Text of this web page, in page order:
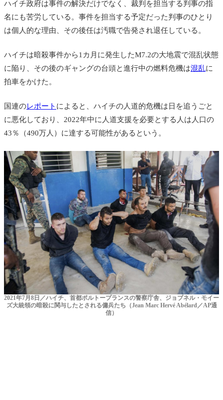
ハイチ政府は事件の解決だけでなく、裁判を担当する判事の指
名にも苦労している。事件を担当する予定だった判事のひとり
は個人的な理由、その後任は汚職で告発され退任している。
ハイチは暗殺事件から1カ月に発生したM7.2の大地震で混乱状態
に陥り、その後のギャングの台頭と進行中の燃料危機は混乱に
拍車をかけた。
国連のレポート によると、ハイチの人道的危機は日を追うごと
に悪化しており、2022年中に人道支援を必要とする人は人口の
43％（490万人）に達する可能性があるという。
2021年7月8日／ハイチ、首都ポルトープランスの警察庁舎、ジョブネル・モイー
ズ大統領の暗殺に関与したとされる傭兵たち（Jean Marc Hervé Abélard／AP通
信）